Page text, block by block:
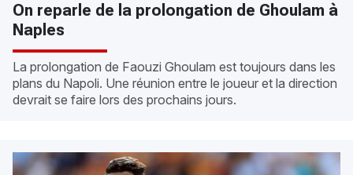
On reparle de la prolongation de Ghoulam à
Naples
La prolongation de Faouzi Ghoulam est toujours dans les
plans du Napoli. Une réunion entre le joueur et la direction
devrait se faire lors des prochains jours.